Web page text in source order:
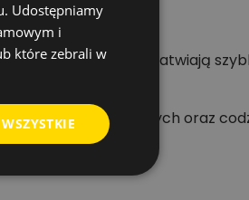
oznaczenia ułatwiają
do profesjonalnych oraz
Udostępniamy
i
które zebrali w